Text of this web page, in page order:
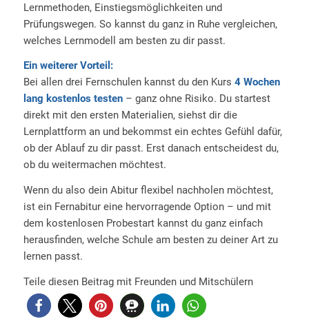
Lernmethoden, Einstiegsmöglichkeiten und
Prüfungswegen. So kannst du ganz in Ruhe vergleichen,
welches Lernmodell am besten zu dir passt.
Ein weiterer Vorteil:
Bei allen drei Fernschulen kannst du den Kurs 4 Wochen
lang kostenlos testen– ganz ohne Risiko. Du startest
direkt mit den ersten Materialien, siehst dir die
Lernplattform an und bekommst ein echtes Gefühl dafür,
ob der Ablauf zu dir passt. Erst danach entscheidest du,
ob du weitermachen möchtest.
Wenn du also dein Abitur flexibel nachholen möchtest,
ist ein Fernabitur eine hervorragende Option – und mit
dem kostenlosen Probestart kannst du ganz einfach
herausfinden, welche Schule am besten zu deiner Art zu
lernen passt.
Teile diesen Beitrag mit Freunden und Mitschülern